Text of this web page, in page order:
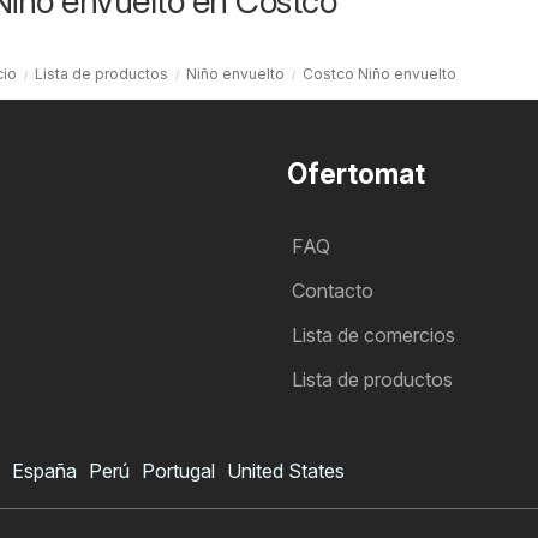
Lista de productos Niño envuelto Costco Niño envuelto
Ofertomat
FAQ
Contacto
Lista de comercios
Lista de productos
España Perú Portugal United States